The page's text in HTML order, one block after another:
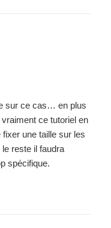
sur ce cas… en plus
ce tutoriel en
une taille sur les
reste il faudra
spécifique.